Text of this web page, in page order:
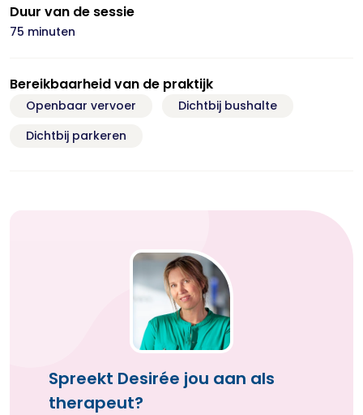
Duur van de sessie
75 minuten
Bereikbaarheid van de praktijk
Openbaar vervoer
Dichtbij bushalte
Dichtbij parkeren
Spreekt Desirée jou aan als
therapeut?